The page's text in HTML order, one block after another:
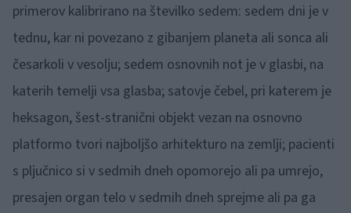
primerov kalibrirano na številko sedem: sedem dni je v
tednu, kar ni povezano z gibanjem planeta ali sonca ali
česarkoli v vesolju; sedem osnovnih not je v glasbi, na
katerih temelji vsa glasba; satovje čebel, pri katerem je
heksagon, šest-stranični objekt vezan na osnovno
platformo tvori najboljšo arhitekturo na zemlji; pacienti
s pljučnico si v sedmih dneh opomorejo ali pa umrejo,
presajen organ telo v sedmih dneh sprejme ali pa ga